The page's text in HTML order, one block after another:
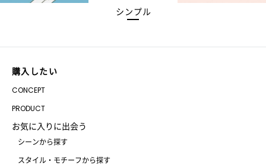
シンプル
購入したい
CONCEPT
PRODUCT
お気に入りに出会う
シーンから探す
スタイル・モチーフから探す